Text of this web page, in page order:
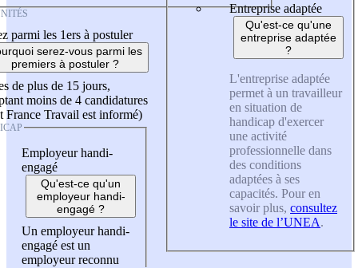
parmi les 1ers à postuler
serez-vous parmi les
premiers à postuler ?
de plus de 15 jours,
moins de 4 candidatures
France Travail est informé)
Employeur handi-
engagé
Qu'est-ce qu'un
employeur handi-
engagé ?
Un employeur handi-
engagé est un
employeur reconnu
Entreprise adaptée
Qu'est-ce qu'une
entreprise adaptée
?
L'entreprise adaptée
permet à un travailleur
en situation de
handicap d'exercer
une activité
professionnelle dans
des conditions
adaptées à ses
capacités. Pour en
savoir plus, consultez
le site de l’UNEA.